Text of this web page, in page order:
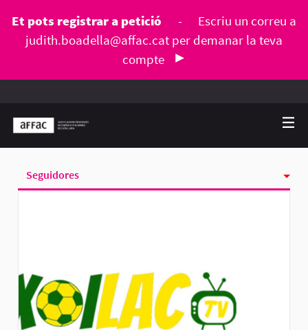
Et pots registrar a petició -
Escriu un correu a
judith.boadella@affac.cat per demanar la teva
compte
Seguidores